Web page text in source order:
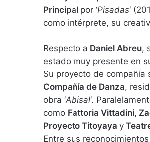
Principal por ‘Pisadas‘
como intérprete, su
Respecto a Daniel Abreu,
estado muy presente en
Su proyecto de
Compañía de Danza,
obra ‘Abisal‘.
como Fattoria Vittadini,
Proyecto Titoyaya y
Entre sus